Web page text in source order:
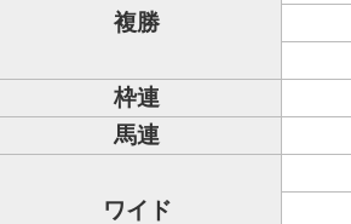
複勝
枠連
馬連
ワイド